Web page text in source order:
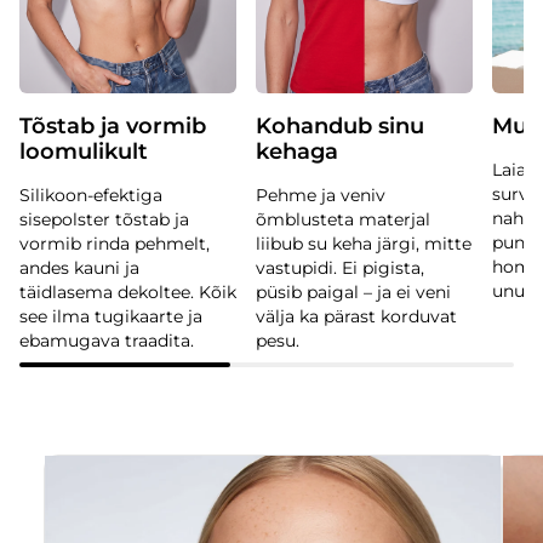
Tõstab ja vormib
loomulikult
Silikoon-efektiga
sisepolster tõstab ja
vormib rinda pehmelt,
andes kauni ja
täidlasema dekoltee. Kõik
see ilma tugikaarte ja
ebamugava traadita.
Kohandub sinu
kehaga
Pehme ja veniv
õmblusteta materjal
liibub su keha järgi, mitte
vastupidi. Ei pigista,
püsib paigal – ja ei veni
välja ka pärast korduvat
pesu.